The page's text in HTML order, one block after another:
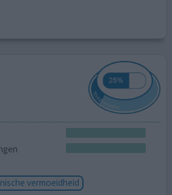
vermoeidheid